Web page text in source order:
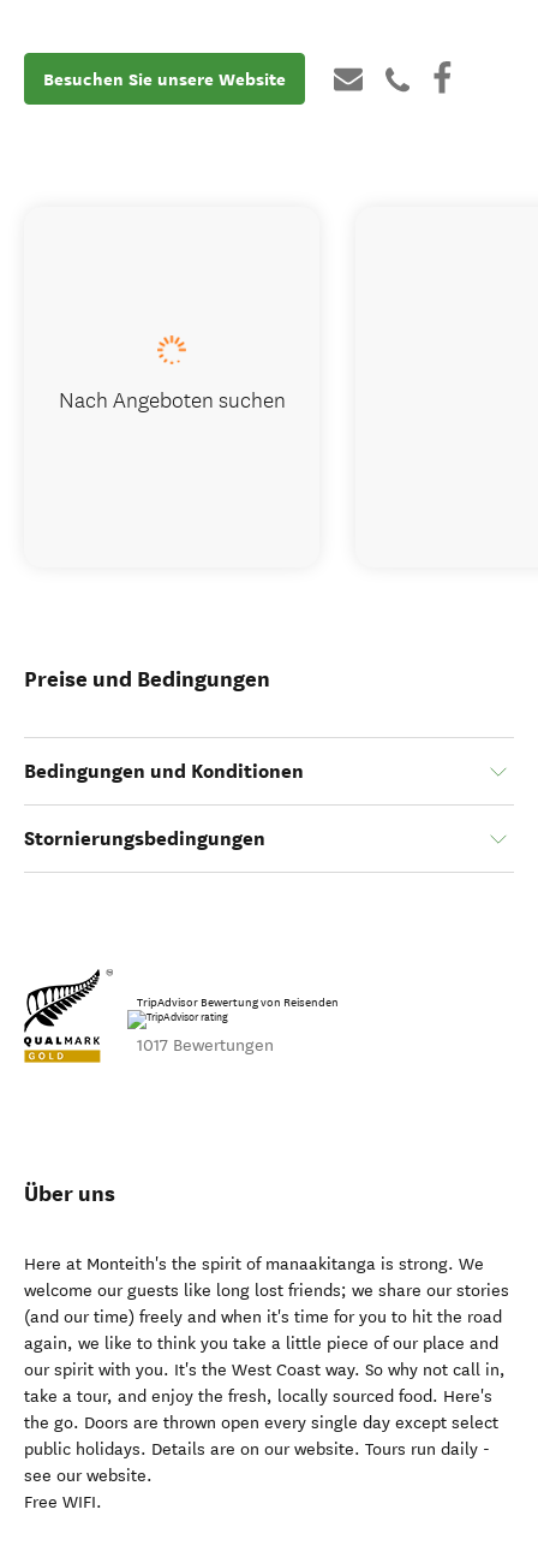
Besuchen Sie unsere Website
Preise und Bedingungen
Bedingungen und Konditionen
Stornierungsbedingungen
TripAdvisor Bewertung von Reisenden
1017 Bewertungen
Über uns
Here at Monteith's the spirit of manaakitanga is strong. We
welcome our guests like long lost friends; we share our stories
(and our time) freely and when it's time for you to hit the road
again, we like to think you take a little piece of our place and
our spirit with you. It's the West Coast way. So why not call in,
take a tour, and enjoy the fresh, locally sourced food. Here's
the go. Doors are thrown open every single day except select
public holidays. Details are on our website. Tours run daily -
see our website.
Free WIFI.
Nach Angeboten suchen